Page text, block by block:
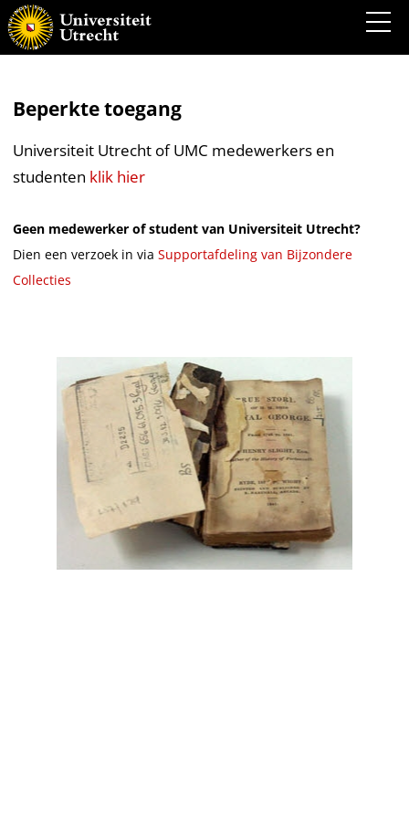
Beperkte toegang
Universiteit Utrecht of UMC medewerkers en
studenten klik hier
Geen medewerker of student van Universiteit Utrecht?
Dien een verzoek in via Supportafdeling van Bijzondere
Collecties